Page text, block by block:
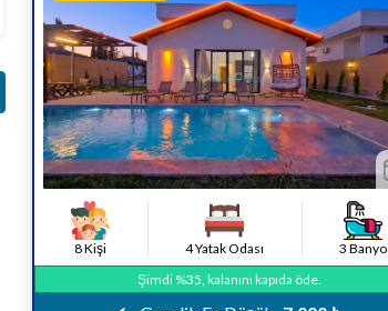
8 Kişi 4 Yatak Odası
3 Banyo
Şimdi %35, kalanını kapıda öde.